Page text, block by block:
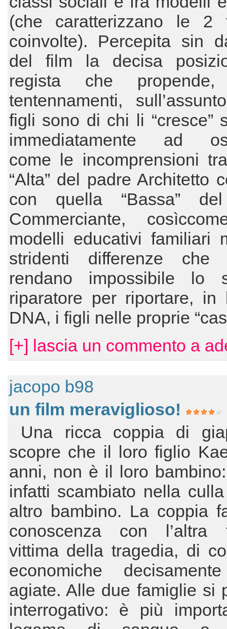
(che caratterizzano le 2
coinvolte). Percepita sin
del film la decisa
regista che propende,
tentennamenti,
figli sono di chi li “cresce”
immediatamente ad
come le incomprensioni
“Alta” del padre Architetto
con quella “Bassa”
Commerciante,
modelli educativi familiari
stridenti differenze che
rendano impossibile lo
riparatore per riportare, in
DNA, i figli nelle proprie
[+] lascia un commento a
jacopo b98
un film meraviglioso!
Una ricca coppia di
scopre che il loro figlio
anni, non è il loro
infatti scambiato nella
altro bambino. La coppia
conoscenza con l’altra
vittima della tragedia, di
economiche
agiate. Alle due famiglie si
interrogativo: è più